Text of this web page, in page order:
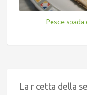
Pesce spada
La ricetta della